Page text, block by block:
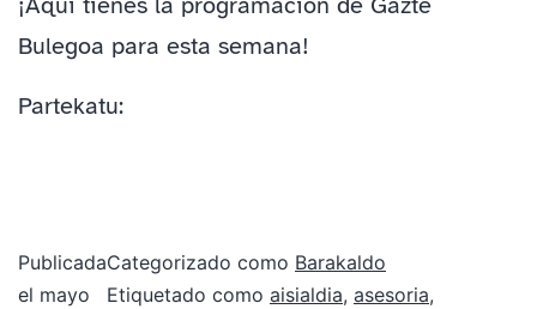
Bulegoa para esta semana!
Partekatu:
Publicada
el mayo
Categorizado como Barakaldo
Etiquetado como aisialdia, asesoria,